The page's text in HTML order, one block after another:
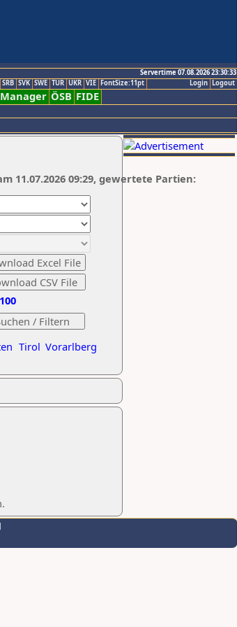
Servertime 07.08.2026 23:30:33
Logout
Login
SRB SVK SWE TUR UKR VIE FontSize:11pt
ÖSB FIDE
Tirol Vorarlberg
11.07.2026 09:29, gewertete Partien: